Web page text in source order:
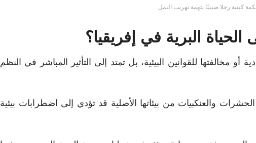
كينية رجلا صينيًا بتهمة تهريب النمل
البرية في إفريقيا؟
أو مخالفتها للقوانين البيئية، بل تمتد إلى التأثير المباشر في النظم
والعنكبيات من بيئاتها الأصلية قد تؤدي إلى اضطرابات بيئية